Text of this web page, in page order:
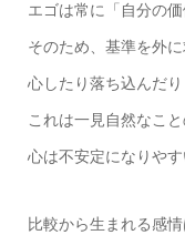
エゴは常に「自分の
そのため、基準を外
心したり落ち込んだり
これは一見自然なこ
心は不安定になりやす
比較から生まれる感